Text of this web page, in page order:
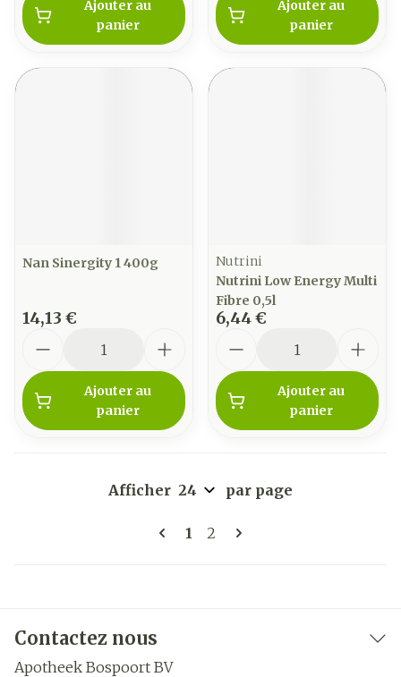
Ajouter au
panier
Ajouter au
panier
Nan Sinergity 1 400g
14,13 €
Ajouter au
panier
Nutrini
Nutrini Low Energy Multi
Fibre 0,5l
6,44 €
Ajouter au
panier
Pages
Vous lisez actuellement la
1 Page
2
Afficher par page
Contactez nous
Apotheek Bospoort BV